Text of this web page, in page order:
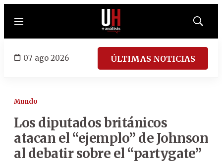
Menú
Mostrar
07 ago 2026 ÚLTIMAS NOTICIAS
Mundo
Los diputados británicos
atacan el “ejemplo” de Johnson
al debatir sobre el “partygate”